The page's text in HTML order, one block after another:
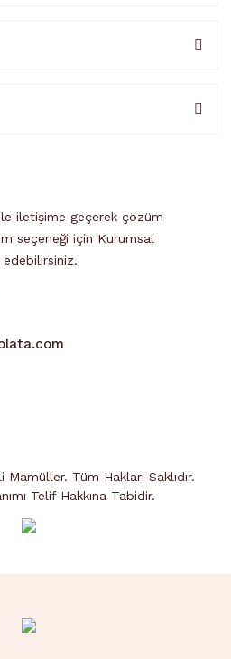
iletişime geçerek çözüm
seçeneği için Kurumsal
edebilirsiniz.
Tüm Hakları Saklıdır.
Telif Hakkına Tabidir.